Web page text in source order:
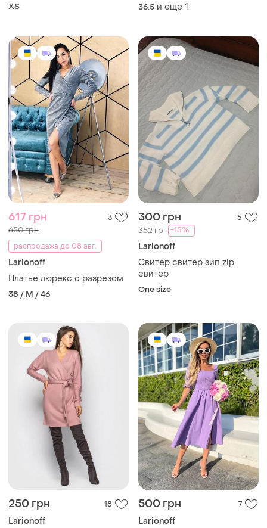
ХS 36.5 и еще 1
617 грн 3
650 грн
распродажа до 08 авг.
Larionoff
Платье люрекс с разрезом
38 / M / 46
300 грн 5
352 грн -15%
Larionoff
Свитер свитер зип zip
свитер
One size
250 грн 18
Larionoff
500 грн 7
Larionoff